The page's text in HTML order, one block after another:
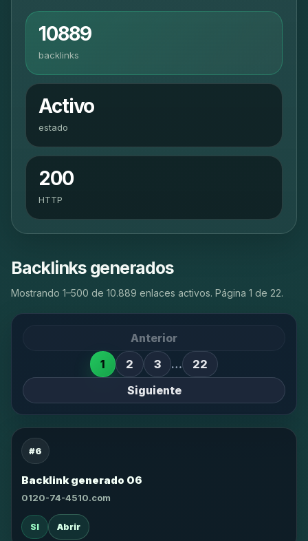
10889
backlinks
Activo
estado
200
HTTP
Backlinks generados
Mostrando 1–500 de 10.889 enlaces activos. Página 1 de 22.
Anterior
1
2 3 …
22
Siguiente
#6
Backlink generado 06
0120-74-4510.com
SI Abrir